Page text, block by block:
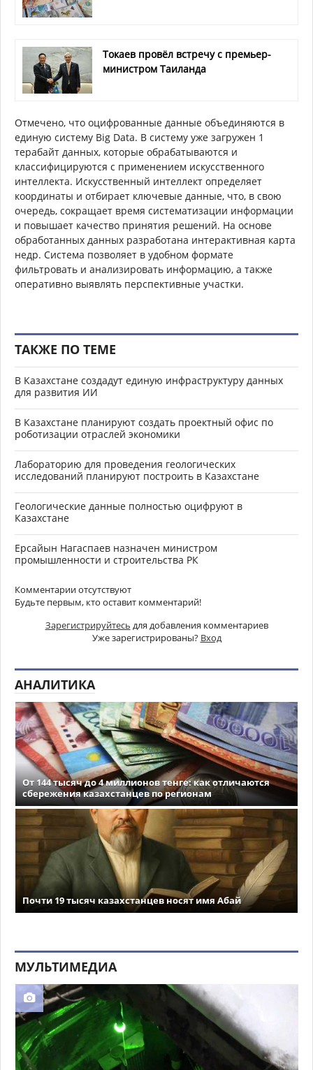
Токаев провёл встречу с премьер-
министром Таиланда
Отмечено, что оцифрованные данные объединяются в
единую систему Big Data. В систему уже загружен 1
терабайт данных, которые обрабатываются и
классифицируются с применением искусственного
интеллекта. Искусственный интеллект определяет
координаты и отбирает ключевые данные, что, в свою
очередь, сокращает время систематизации информации
и повышает качество принятия решений. На основе
обработанных данных разработана интерактивная карта
недр. Система позволяет в удобном формате
фильтровать и анализировать информацию, а также
оперативно выявлять перспективные участки.
ТАКЖЕ ПО ТЕМЕ
В Казахстане создадут единую инфраструктуру данных
для развития ИИ
В Казахстане планируют создать проектный офис по
роботизации отраслей экономики
Лабораторию для проведения геологических
исследований планируют построить в Казахстане
Геологические данные полностью оцифруют в
Казахстане
Ерсайын Нагаспаев назначен министром
промышленности и строительства РК
Комментарии отсутствуют
Будьте первым, кто оставит комментарий!
Зарегистрируйтесь для добавления комментариев
Уже зарегистрированы? Вход
АНАЛИТИКА
От 144 тысяч до 4 миллионов тенге: как отличаются
сбережения казахстанцев по регионам
Почти 19 тысяч казахстанцев носят имя Абай
МУЛЬТИМЕДИА